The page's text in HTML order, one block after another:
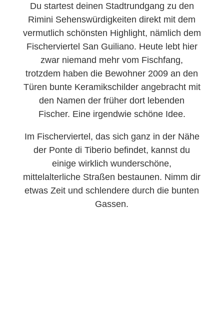
Du startest deinen Stadtrundgang zu den
Rimini Sehenswürdigkeiten direkt mit dem
vermutlich schönsten Highlight, nämlich dem
Fischerviertel San Guiliano. Heute lebt hier
zwar niemand mehr vom Fischfang,
trotzdem haben die Bewohner 2009 an den
Türen bunte Keramikschilder angebracht mit
den Namen der früher dort lebenden
Fischer. Eine irgendwie schöne Idee.
Im Fischerviertel, das sich ganz in der Nähe
der Ponte di Tiberio befindet, kannst du
einige wirklich wunderschöne,
mittelalterliche Straßen bestaunen. Nimm dir
etwas Zeit und schlendere durch die bunten
Gassen.